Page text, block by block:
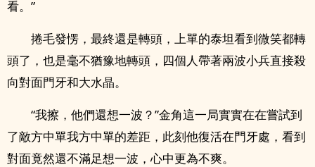
看。”
捲毛發愣，最終還是轉頭，上單的泰坦看到微笑都轉
頭了，也是毫不猶豫地轉頭，四個人帶著兩波小兵直接殺
向對面門牙和大水晶。
“我擦，他們還想一波？”金角這一局實實在在嘗試到
了敵方中單我方中單的差距，此刻他復活在門牙處，看到
對面竟然還不滿足想一波，心中更為不爽。